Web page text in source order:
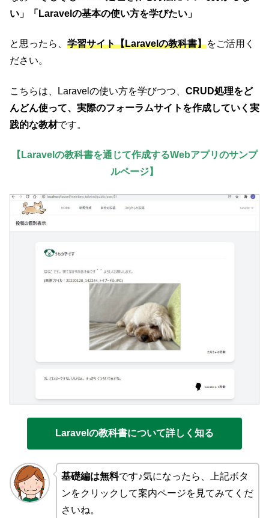
い」「Laravelの基本の使い方を学びたい」
と思ったら、 学習サイト【Laravelの教科書】をご活用く
ださい。
こちらは、Laravelの使い方を学びつつ、 CRUD処理をど
んどん使って、実際のフォーラムサイトを作成していく実
践的な教材です。
【Laravelの教科書を通じて作成するWebアプリのサンプ
ルページ】
Laravelの教科書について詳しく知る
基礎編は無料です♪気になったら、上記ボタ
ンをクリックして案内ページを見てみてくだ
さいね。